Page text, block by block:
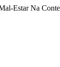
Estar Na